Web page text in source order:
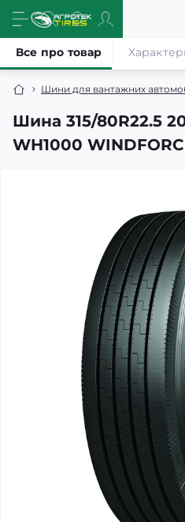
Шини для вантажних
Шина 315/80R22.5
WH1000
Все про товар